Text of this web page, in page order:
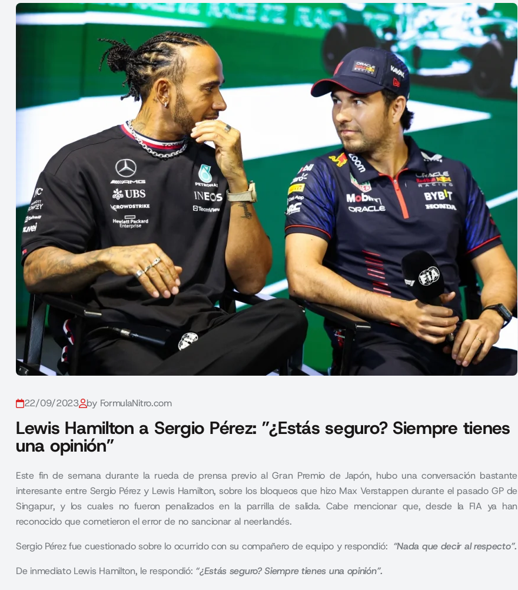
22/09/2023 by FormulaNitro.com
Lewis Hamilton a Sergio Pérez: ”¿Estás seguro? Siempre tienes
una opinión”
Este fin de semana durante la rueda de prensa previo al Gran Premio de Japón, hubo una conversación bastante
interesante entre Sergio Pérez y Lewis Hamilton, sobre los bloqueos que hizo Max Verstappen durante el pasado GP de
Singapur, y los cuales no fueron penalizados en la parrilla de salida. Cabe mencionar que, desde la FIA ya han
reconocido que cometieron el error de no sancionar al neerlandés.
Sergio Pérez fue cuestionado sobre lo ocurrido con su compañero de equipo y respondió: “Nada que decir al respecto”.
De inmediato Lewis Hamilton, le respondió: “¿Estás seguro? Siempre tienes una opinión”.